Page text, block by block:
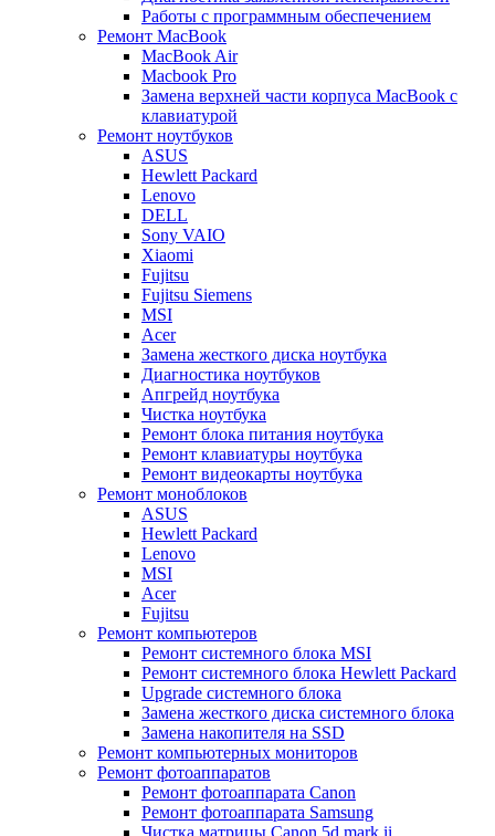
Работы с программным обеспечением
Ремонт MacBook
MacBook Air
Macbook Pro
Замена верхней части корпуса MacBook с
клавиатурой
Ремонт ноутбуков
ASUS
Hewlett Packard
Lenovo
DELL
Sony VAIO
Xiaomi
Fujitsu
Fujitsu Siemens
MSI
Acer
Замена жесткого диска ноутбука
Диагностика ноутбуков
Апгрейд ноутбука
Чистка ноутбука
Ремонт блока питания ноутбука
Ремонт клавиатуры ноутбука
Ремонт видеокарты ноутбука
Ремонт моноблоков
ASUS
Hewlett Packard
Lenovo
MSI
Acer
Fujitsu
Ремонт компьютеров
Ремонт системного блока MSI
Ремонт системного блока Hewlett Packard
Upgrade системного блока
Замена жесткого диска системного блока
Замена накопителя на SSD
Ремонт компьютерных мониторов
Ремонт фотоаппаратов
Ремонт фотоаппарата Canon
Ремонт фотоаппарата Samsung
Чистка матрицы Canon 5d mark ii